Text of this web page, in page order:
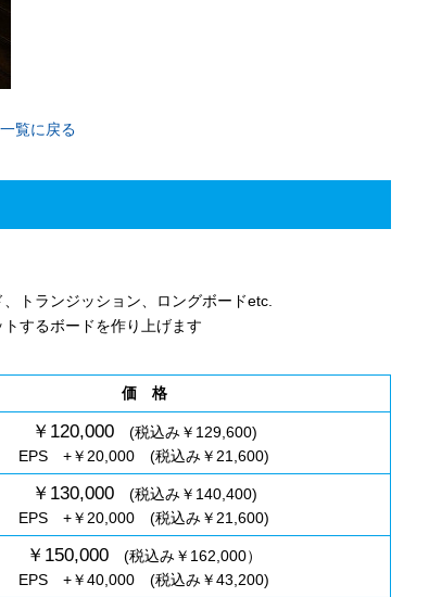
一覧に戻る
トランジッション、ロングボードetc.
するボードを作り上げます
価 格
￥120,000(税込み￥129,600)
EPS +￥20,000 (税込み￥21,600)
￥130,000(税込み￥140,400)
EPS +￥20,000 (税込み￥21,600)
￥150,000 (税込み￥162,000）
EPS +￥40,000 (税込み￥43,200)